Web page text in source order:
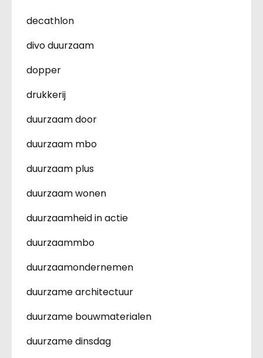
decathlon
divo duurzaam
dopper
drukkerij
duurzaam door
duurzaam mbo
duurzaam plus
duurzaam wonen
duurzaamheid in actie
duurzaammbo
duurzaamondernemen
duurzame architectuur
duurzame bouwmaterialen
duurzame dinsdag